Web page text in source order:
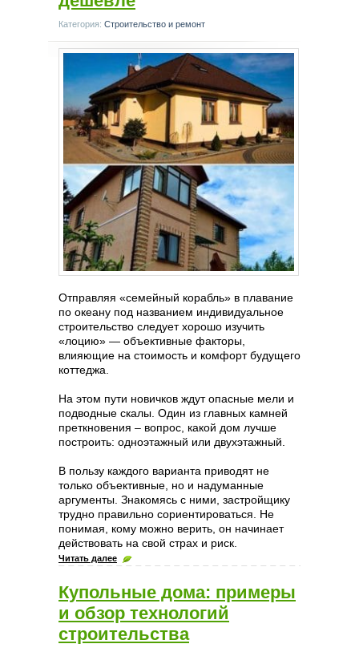
Категория: Строительство и ремонт
Отправляя «семейный корабль» в плавание
по океану под названием индивидуальное
строительство следует хорошо изучить
«лоцию» — объективные факторы,
влияющие на стоимость и комфорт будущего
коттеджа.
На этом пути новичков ждут опасные мели и
подводные скалы. Один из главных камней
преткновения – вопрос, какой дом лучше
построить: одноэтажный или двухэтажный.
В пользу каждого варианта приводят не
только объективные, но и надуманные
аргументы. Знакомясь с ними, застройщику
трудно правильно сориентироваться. Не
понимая, кому можно верить, он начинает
действовать на свой страх и риск.
Читать далее
Купольные дома: примеры
и обзор технологий
строительства